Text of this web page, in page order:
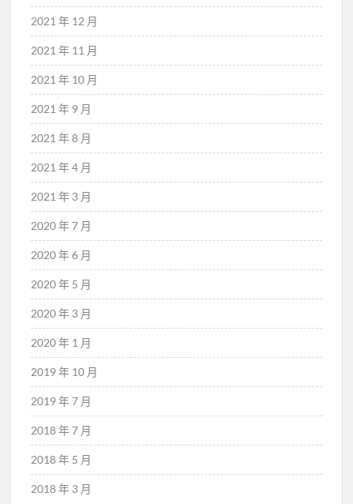
2021 年 12 月
2021 年 11 月
2021 年 10 月
2021 年 9 月
2021 年 8 月
2021 年 4 月
2021 年 3 月
2020 年 7 月
2020 年 6 月
2020 年 5 月
2020 年 3 月
2020 年 1 月
2019 年 10 月
2019 年 7 月
2018 年 7 月
2018 年 5 月
2018 年 3 月